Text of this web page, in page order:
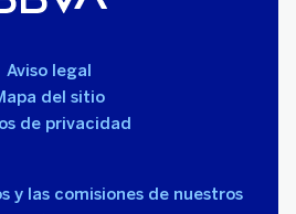
Aviso legal
del sitio
de privacidad
y las comisiones de nuestros